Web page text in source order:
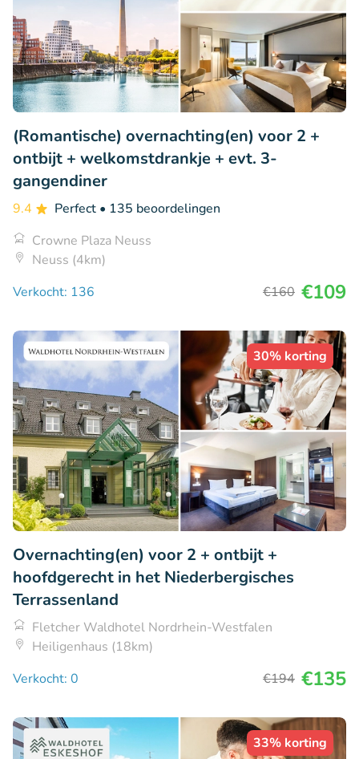
(Romantische) overnachting(en) voor 2 +
ontbijt + welkomstdrankje + evt. 3-
gangendiner
9.4 Perfect • 135 beoordelingen
Crowne Plaza Neuss
Neuss (4km)
Verkocht: 136
€160 €109
30% korting
Overnachting(en) voor 2 + ontbijt +
hoofdgerecht in het Niederbergisches
Terrassenland
Fletcher Waldhotel Nordrhein-Westfalen
Heiligenhaus (18km)
Verkocht: 0
€194 €135
33% korting